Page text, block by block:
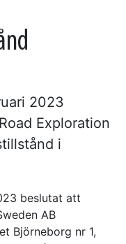
2023
Exploration
i
beslutat att
AB
Björneborg nr 1,